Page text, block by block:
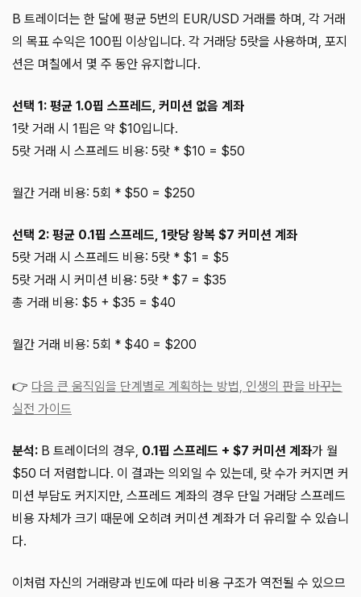
B 트레이더는 한 달에 평균 5번의 EUR/USD 거래를 하며, 각 거래
의 목표 수익은 100핍 이상입니다. 각 거래당 5랏을 사용하며, 포지
션은 며칠에서 몇 주 동안 유지합니다.
선택 1: 평균 1.0핍 스프레드, 커미션 없음 계좌
1랏 거래 시 1핍은 약 $10입니다.
5랏 거래 시 스프레드 비용: 5랏 * $10 = $50
월간 거래 비용: 5회 * $50 = $250
선택 2: 평균 0.1핍 스프레드, 1랏당 왕복 $7 커미션 계좌
5랏 거래 시 스프레드 비용: 5랏 * $1 = $5
5랏 거래 시 커미션 비용: 5랏 * $7 = $35
총 거래 비용: $5 + $35 = $40
월간 거래 비용: 5회 * $40 = $200
👉 다음 큰 움직임을 단계별로 계획하는 방법, 인생의 판을 바꾸는
실전 가이드
분석: B 트레이더의 경우, 0.1핍 스프레드 + $7 커미션 계좌가 월
$50 더 저렴합니다. 이 결과는 의외일 수 있는데, 랏 수가 커지면 커
미션 부담도 커지지만, 스프레드 계좌의 경우 단일 거래당 스프레드
비용 자체가 크기 때문에 오히려 커미션 계좌가 더 유리할 수 있습니
다.
이처럼 자신의 거래량과 빈도에 따라 비용 구조가 역전될 수 있으므